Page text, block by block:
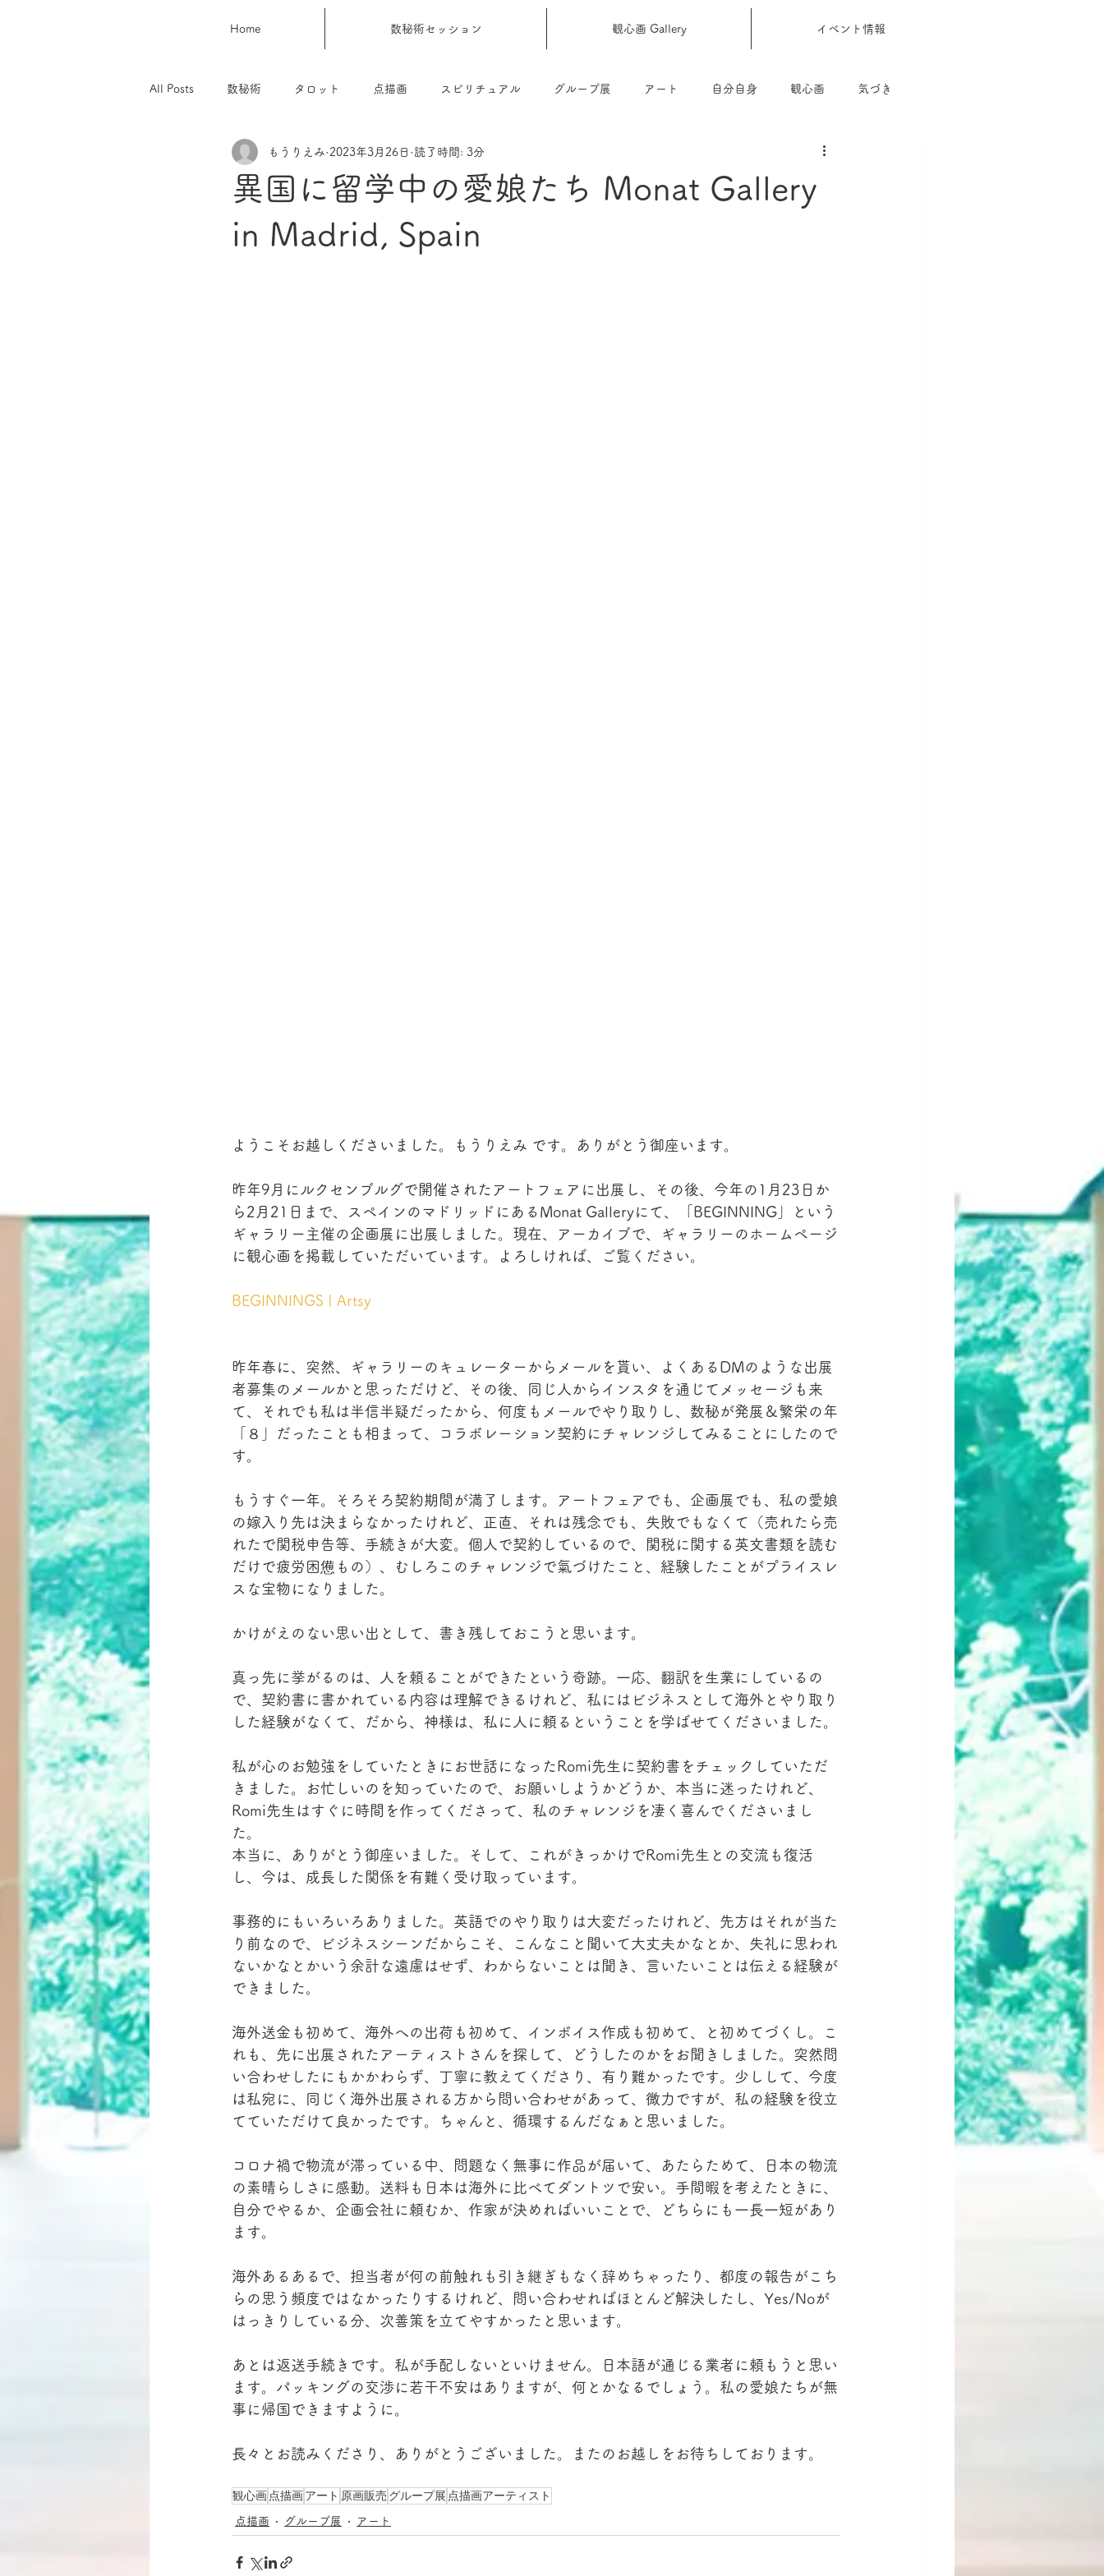
Home 数秘術セッション 観心画 Gallery イベント情報
All Posts 数秘術 タロット 点描画 スピリチュアル グループ展 アート 自分自身 観心画 気づき
異国に留学中の愛娘たち Monat Gallery
in Madrid, Spain
もうりえみ 2023年3月26日 読了時間: 3分
ようこそお越しくださいました。もうりえみ です。ありがとう御座います。
昨年9月にルクセンブルグで開催されたアートフェアに出展し、その後、今年の1月23日か
ら2月21日まで、スペインのマドリッドにあるMonat Galleryにて、「BEGINNING」という
ギャラリー主催の企画展に出展しました。現在、アーカイブで、ギャラリーのホームページ
に観心画を掲載していただいています。よろしければ、ご覧ください。
BEGINNINGS | Artsy
昨年春に、突然、ギャラリーのキュレーターからメールを貰い、よくあるDMのような出展
者募集のメールかと思っただけど、その後、同じ人からインスタを通じてメッセージも来
て、それでも私は半信半疑だったから、何度もメールでやり取りし、数秘が発展＆繁栄の年
「８」だったことも相まって、コラボレーション契約にチャレンジしてみることにしたので
す。
もうすぐ一年。そろそろ契約期間が満了します。アートフェアでも、企画展でも、私の愛娘
の嫁入り先は決まらなかったけれど、正直、それは残念でも、失敗でもなくて（売れたら売
れたで関税申告等、手続きが大変。個人で契約しているので、関税に関する英文書類を読む
だけで疲労困憊もの）、むしろこのチャレンジで氣づけたこと、経験したことがプライスレ
スな宝物になりました。
かけがえのない思い出として、書き残しておこうと思います。
真っ先に挙がるのは、人を頼ることができたという奇跡。一応、翻訳を生業にしているの
で、契約書に書かれている内容は理解できるけれど、私にはビジネスとして海外とやり取り
した経験がなくて、だから、神様は、私に人に頼るということを学ばせてくださいました。
私が心のお勉強をしていたときにお世話になったRomi先生に契約書をチェックしていただ
きました。お忙しいのを知っていたので、お願いしようかどうか、本当に迷ったけれど、
Romi先生はすぐに時間を作ってくださって、私のチャレンジを凄く喜んでくださいまし
た。
本当に、ありがとう御座いました。そして、これがきっかけでRomi先生との交流も復活
し、今は、成長した関係を有難く受け取っています。
事務的にもいろいろありました。英語でのやり取りは大変だったけれど、先方はそれが当た
り前なので、ビジネスシーンだからこそ、こんなこと聞いて大丈夫かなとか、失礼に思われ
ないかなとかいう余計な遠慮はせず、わからないことは聞き、言いたいことは伝える経験が
できました。
海外送金も初めて、海外への出荷も初めて、インボイス作成も初めて、と初めてづくし。こ
れも、先に出展されたアーティストさんを探して、どうしたのかをお聞きしました。突然問
い合わせしたにもかかわらず、丁寧に教えてくださり、有り難かったです。少しして、今度
は私宛に、同じく海外出展される方から問い合わせがあって、微力ですが、私の経験を役立
てていただけて良かったです。ちゃんと、循環するんだなぁと思いました。
コロナ禍で物流が滞っている中、問題なく無事に作品が届いて、あたらためて、日本の物流
の素晴らしさに感動。送料も日本は海外に比べてダントツで安い。手間暇を考えたときに、
自分でやるか、企画会社に頼むか、作家が決めればいいことで、どちらにも一長一短があり
ます。
海外あるあるで、担当者が何の前触れも引き継ぎもなく辞めちゃったり、都度の報告がこち
らの思う頻度ではなかったりするけれど、問い合わせればほとんど解決したし、Yes/Noが
はっきりしている分、次善策を立てやすかったと思います。
あとは返送手続きです。私が手配しないといけません。日本語が通じる業者に頼もうと思い
ます。パッキングの交渉に若干不安はありますが、何とかなるでしょう。私の愛娘たちが無
事に帰国できますように。
長々とお読みくださり、ありがとうございました。またのお越しをお待ちしております。
観心画 点描画 アート 原画販売 グループ展 点描画アーティスト
点描画 グループ展 アート